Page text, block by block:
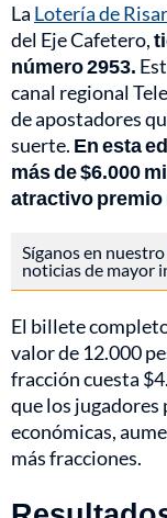
La Lotería de
del Eje Cafetero,
número 2953.
canal regional
de apostadores
suerte. En esta
más de $6.000
atractivo premio
Síganos en nuestro
noticias de mayor
El billete
valor de 12.000
fracción cuesta
que los
económicas,
más fracciones.